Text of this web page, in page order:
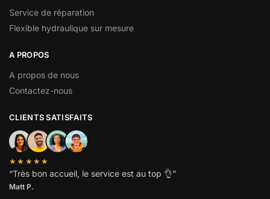
Service de réparation
Flexible hydraulique sur mesure
A PROPOS
A propos de nous
Contactez-nous
CLIENTS SATISFAITS
★★★★★
“Très bon accueil, le service est au top 👌”
Matt P.